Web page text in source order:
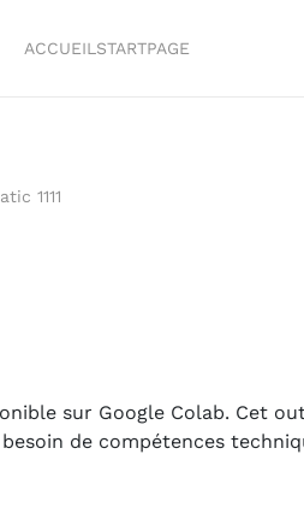
ACCUEIL STARTPAGE
1111
sur Google Colab. Cet
de compétences